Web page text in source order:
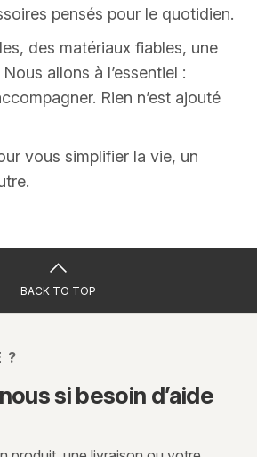
pensés pour le quotidien.
des matériaux fiables, une
allons à l’essentiel :
Rien n’est ajouté
vous simplifier la vie, un
BACK TO TOP
?
si besoin d’aide